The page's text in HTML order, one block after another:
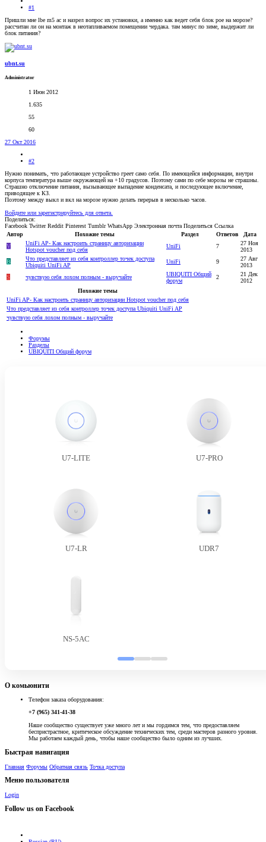
#1
Пришли мне lbe m5 ac и назрел вопрос их установки, а именно как ведет себя блок poe на морозе?
рассчитан ли он на монтаж в неотапливаемом помещении чердака. там минус по зиме, выдержит ли
блок питания?
ubnt.su
Administrator
1 Июн 2012
1.635
55
60
27 Окт 2016
#2
Нужно понимать, что работающее устройство греет само себя. По имеющейся информации, внутри
корпуса температура выше окружающей на +10 градусов. Поэтому сами по себе морозы не страшны.
Страшно отключение питания, вызывающее выпадение конденсата, и последующее включение,
приводящее к КЗ.
Поэтому между выкл и вкл на морозе нужно делать перерыв в несколько часов.
Войдите или зарегистрируйтесь для ответа.
Поделиться:
Facebook Twitter Reddit Pinterest Tumblr WhatsApp Электронная почта Поделиться Ссылка
Автор
Похожие темы Раздел Ответов
Дата
V
UniFi AP- Как настроить страницу авторизации
Hotspot voucher под себя
UniFi 7
27 Ноя
2013
B
Что представляет из себя контроллер точек доступа
Ubiquiti UniFi AP
UniFi 9
27 Авг
2013
S
чувствую себя лохом полным - выручайте
UBIQUITI Общий
форум
2
21 Дек
2012
Похожие темы
UniFi AP- Как настроить страницу авторизации Hotspot voucher под себя
Что представляет из себя контроллер точек доступа Ubiquiti UniFi AP
чувствую себя лохом полным - выручайте
Форумы
Разделы
UBIQUITI Общий форум
U7-LITE U7-PRO
U7-LR UDR7
NS-5AC
О комьюнити
Телефон заказа оборудования:
+7 (965) 341-41-38
Наше сообщество существует уже много лет и мы гордимся тем, что предоставляем
беспристрастное, критическое обсуждение технических тем, среди мастеров разного уровня.
Мы работаем каждый день, чтобы наше сообщество было одним из лучших.
Быстрая навигация
Главная Форумы Обратная связь Точка доступа
Меню пользователя
Login
Follow us on Facebook